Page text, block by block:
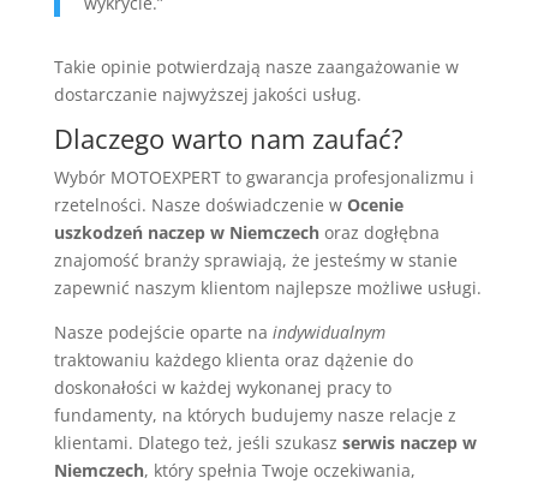
Takie opinie potwierdzają nasze zaangażowanie w
dostarczanie najwyższej jakości usług.
Dlaczego warto nam zaufać?
Wybór MOTOEXPERT to gwarancja profesjonalizmu i
rzetelności. Nasze doświadczenie w Ocenie
uszkodzeń naczep w Niemczechoraz dogłębna
znajomość branży sprawiają, że jesteśmy w stanie
zapewnić naszym klientom najlepsze możliwe usługi.
Nasze podejście oparte na indywidualnym
traktowaniu każdego klienta oraz dążenie do
doskonałości w każdej wykonanej pracy to
fundamenty, na których budujemy nasze relacje z
klientami. Dlatego też, jeśli szukasz serwis naczep w
Niemczech, który spełnia Twoje oczekiwania,